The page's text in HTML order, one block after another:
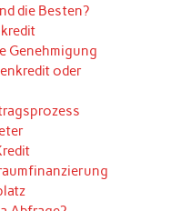
die Besten?
Genehmigung
oder